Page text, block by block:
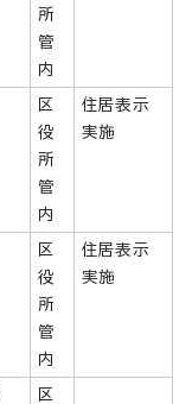
所
管
内
区
役
所
管
内
住居表示
実施
区
役
所
管
内
住居表示
実施
区